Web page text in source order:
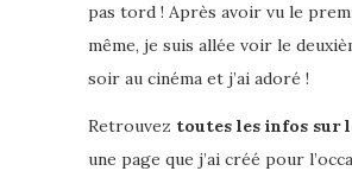
pas tord ! Après avoir vu le
même, je suis allée voir le
soir au cinéma et j’ai adoré !
Retrouvez toutes les infos sur
une page que j’ai créé pour